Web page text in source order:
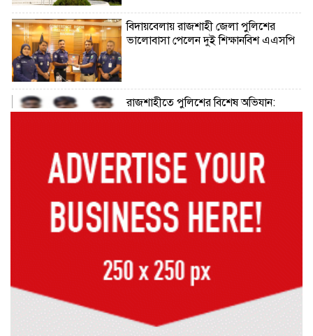
বিদায়বেলায় রাজশাহী জেলা পুলিশের
ভালোবাসা পেলেন দুই শিক্ষানবিশ এএসপি
রাজশাহীতে পুলিশের বিশেষ অভিযান:
নদীদূষণ রোধে সমন্বিত পদক্ষেপ গ্রহণে
উদ্যোক্তাকে সম্মাননা দিলেন সিটি প্রশাসক
রংপুরে চলন্ত ট্রেনে উঠতে গিয়ে কাটা পড়ে